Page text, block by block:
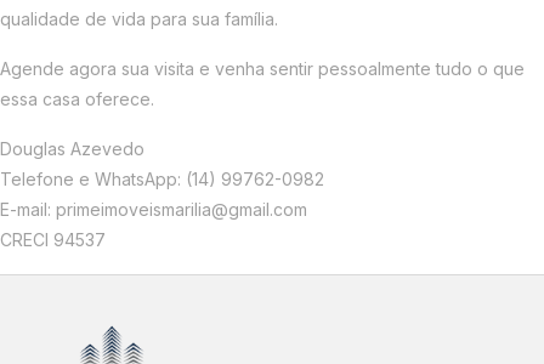
qualidade de vida para sua família.
Agende agora sua visita e venha sentir pessoalmente tudo o que
essa casa oferece.
Douglas Azevedo
Telefone e WhatsApp: (14) 99762-0982
E-mail: primeimoveismarilia@gmail.com
CRECI 94537